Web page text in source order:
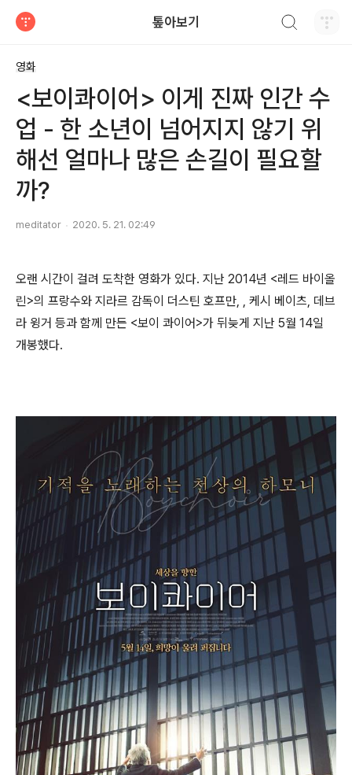
톺아보기
영화
<보이콰이어> 이게 진짜 인간 수
업 - 한 소년이 넘어지지 않기 위
해선 얼마나 많은 손길이 필요할
까?
meditator 2020. 5. 21. 02:49
오랜 시간이 걸려 도착한 영화가 있다. 지난 2014년 <레드 바이올
린>의 프랑수와 지라르 감독이 더스틴 호프만, , 케시 베이츠, 데브
라 윙거 등과 함께 만든 <보이 콰이어>가 뒤늦게 지난 5월 14일
개봉했다.